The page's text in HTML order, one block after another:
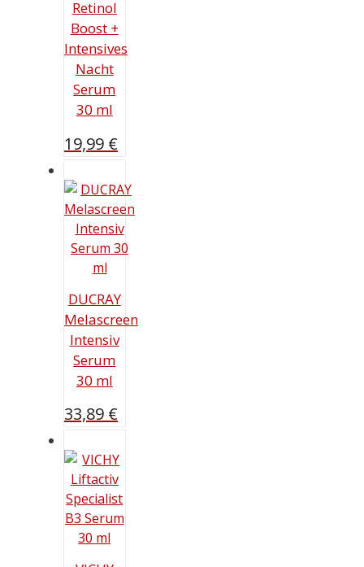
Retinol
Boost +
Intensives
Nacht
Serum
30 ml
19,99 €
DUCRAY
Melascreen
Intensiv
Serum
30 ml
33,89 €